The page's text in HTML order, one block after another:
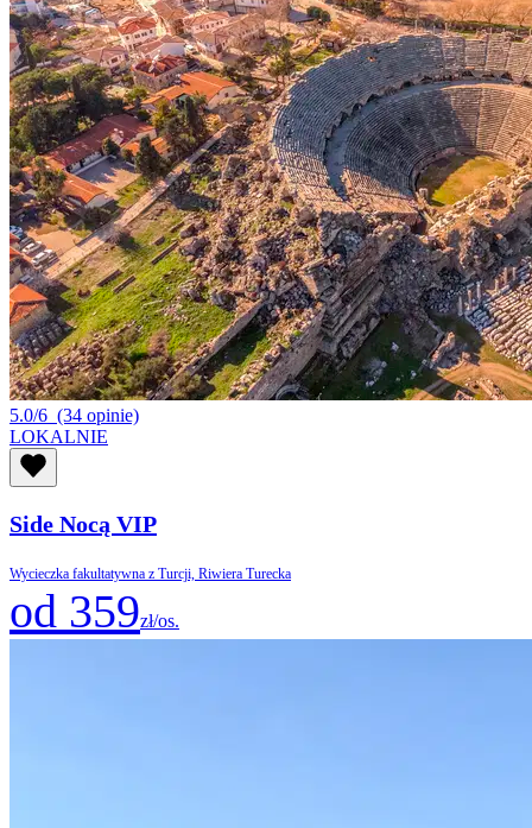
5.0/6 (34 opinie)
LOKALNIE
Side Nocą VIP
Wycieczka fakultatywna z Turcji, Riwiera Turecka
od 359zł/os.